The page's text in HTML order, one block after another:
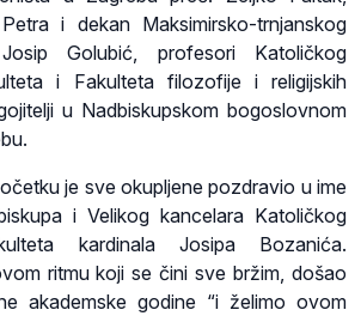
i dekan Maksimirsko-trnjanskog
Golubić, profesori Katoličkog
i Fakulteta filozofije i religijskih
u Nadbiskupskom bogoslovnom
je sve okupljene pozdravio u ime
i Velikog kancelara Katoličkog
kardinala Josipa Bozanića.
ritmu koji se čini sve bržim, došao
akademske godine “i želimo ovom